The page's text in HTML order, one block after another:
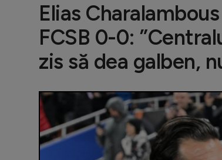
Elias
FCSB 0-0:
zis să dea galben,